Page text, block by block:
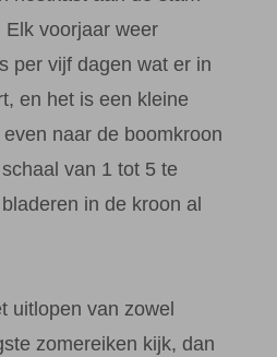
Elk voorjaar weer
per vijf dagen wat er in
en het is een kleine
naar de boomkroon
van 1 tot 5 te
in de kroon al
uitlopen van zowel
zomereiken kijk, dan